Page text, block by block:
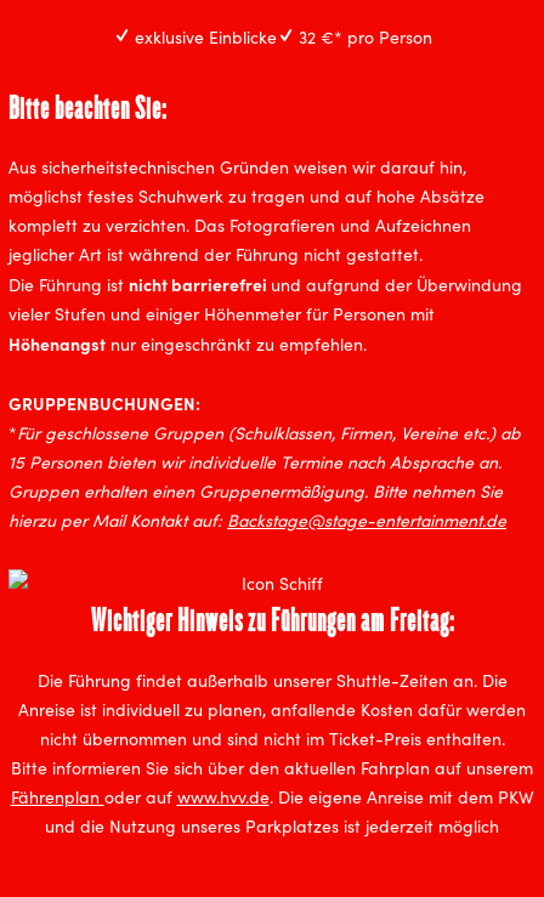
exklusive Einblicke 32 €* pro Person
Bitte beachten Sie:
Aus sicherheitstechnischen Gründen weisen wir darauf hin,
möglichst festes Schuhwerk zu tragen und auf hohe Absätze
komplett zu verzichten. Das Fotografieren und Aufzeichnen
jeglicher Art ist während der Führung nicht gestattet.
Die Führung ist nicht barrierefrei und aufgrund der Überwindung
vieler Stufen und einiger Höhenmeter für Personen mit
Höhenangst nur eingeschränkt zu empfehlen.
GRUPPENBUCHUNGEN:
*Für geschlossene Gruppen (Schulklassen, Firmen, Vereine etc.) ab
15 Personen bieten wir individuelle Termine nach Absprache an.
Gruppen erhalten einen Gruppenermäßigung. Bitte nehmen Sie
hierzu per Mail Kontakt auf: Backstage@stage-entertainment.de
Wichtiger Hinweis zu Führungen am Freitag:
Die Führung findet außerhalb unserer Shuttle-Zeiten an. Die
Anreise ist individuell zu planen, anfallende Kosten dafür werden
nicht übernommen und sind nicht im Ticket-Preis enthalten.
Bitte informieren Sie sich über den aktuellen Fahrplan auf unserem
Fährenplan oder auf www.hvv.de. Die eigene Anreise mit dem PKW
und die Nutzung unseres Parkplatzes ist jederzeit möglich